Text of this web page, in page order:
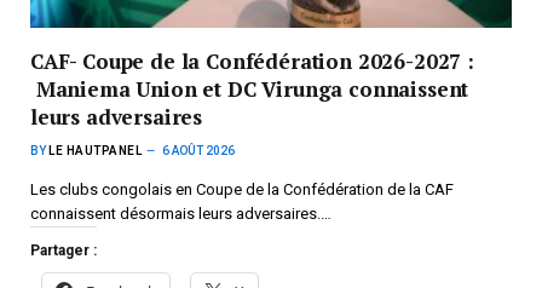
CAF- Coupe de la Confédération 2026-2027 :
Maniema Union et DC Virunga connaissent
leurs adversaires
BY LE HAUTPANEL 6 AOÛT 2026
Les clubs congolais en Coupe de la Confédération de la CAF
connaissent désormais leurs adversaires.…
Partager :